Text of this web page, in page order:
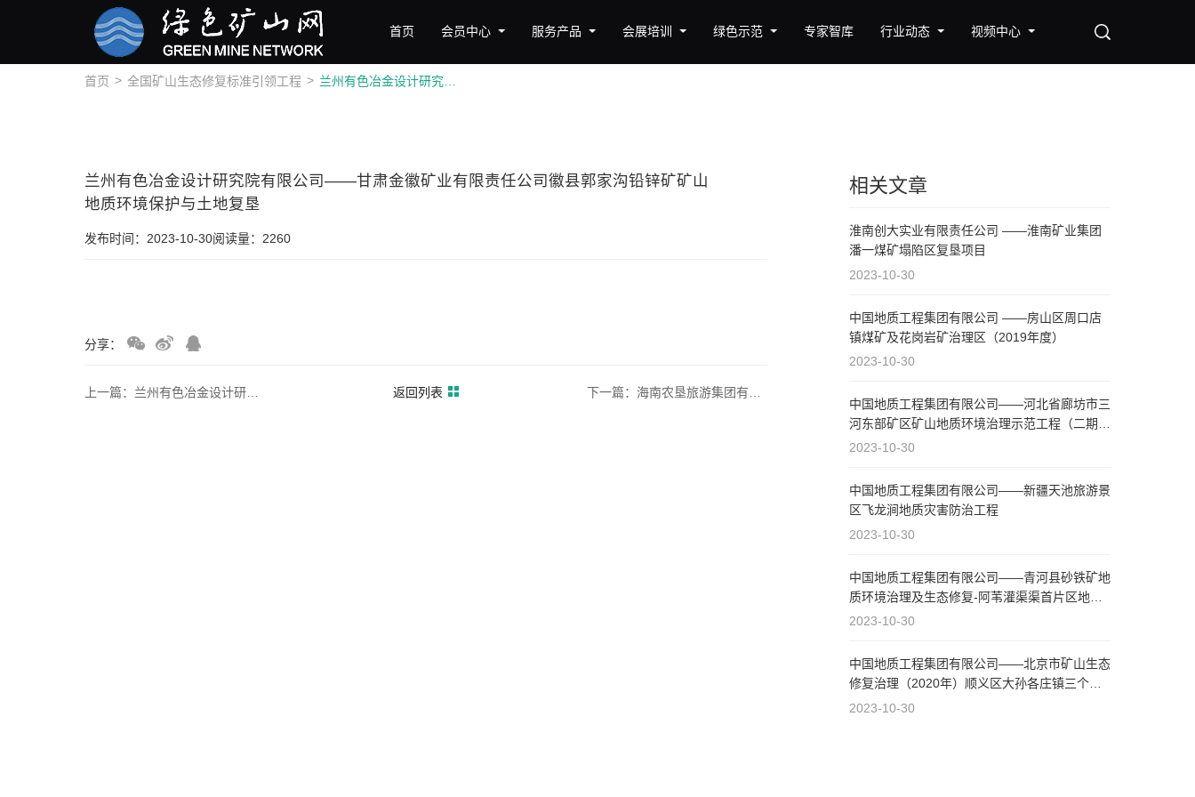
首页 会员中心 服务产品 会展培训 绿色示范 专家智库 行业动态 视频中心
首页 > 全国矿山生态修复标准引领工程 > 兰州有色冶金设计研究院有限公司——甘肃金徽矿业有限责任公司徽县郭家沟铅锌矿矿山地质环境保护与土地复垦
兰州有色冶金设计研究院有限公司——甘肃金徽矿业有限责任公司徽县郭家沟铅锌矿矿山
地质环境保护与土地复垦
发布时间：2023-10-30阅读量：2260
分享：
上一篇：兰州有色冶金设计研究院有限公司——山东省上元甲子特色小镇运营服务有限责任公司上元甲子矿坑治理暨汉文化小镇建设项目 返回列表
相关文章
淮南创大实业有限责任公司 ——淮南矿业集团
潘一煤矿塌陷区复垦项目
2023-10-30
中国地质工程集团有限公司 ——房山区周口店
镇煤矿及花岗岩矿治理区（2019年度）
2023-10-30
中国地质工程集团有限公司——河北省廊坊市三
河东部矿区矿山地质环境治理示范工程（二期）
第10标段
2023-10-30
中国地质工程集团有限公司——新疆天池旅游景
区飞龙涧地质灾害防治工程
2023-10-30
中国地质工程集团有限公司——青河县砂铁矿地
质环境治理及生态修复-阿苇灌渠渠首片区地质
环境治理项目
2023-10-30
中国地质工程集团有限公司——北京市矿山生态
修复治理（2020年）顺义区大孙各庄镇三个治
理区治理项目
2023-10-30